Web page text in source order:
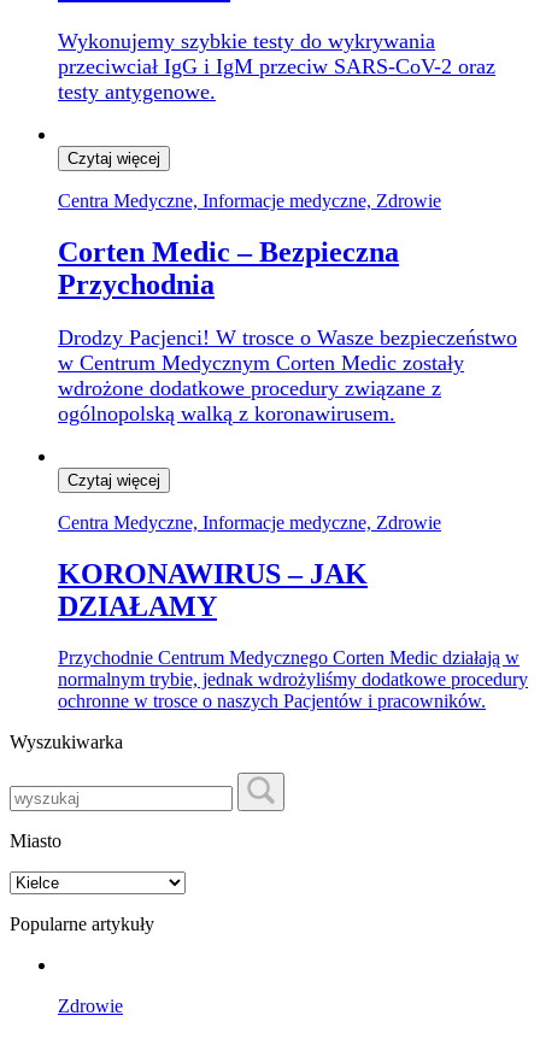
Wykonujemy szybkie testy do wykrywania
przeciwciał IgG i IgM przeciw SARS-CoV-2 oraz
testy antygenowe.
Czytaj więcej
Centra Medyczne, Informacje medyczne, Zdrowie
Corten Medic – Bezpieczna
Przychodnia
Drodzy Pacjenci! W trosce o Wasze bezpieczeństwo
w Centrum Medycznym Corten Medic zostały
wdrożone dodatkowe procedury związane z
ogólnopolską walką z koronawirusem.
Czytaj więcej
Centra Medyczne, Informacje medyczne, Zdrowie
KORONAWIRUS – JAK
DZIAŁAMY
Przychodnie Centrum Medycznego Corten Medic działają w
normalnym trybie, jednak wdrożyliśmy dodatkowe procedury
ochronne w trosce o naszych Pacjentów i pracowników.
Wyszukiwarka
Miasto
Popularne artykuły
Zdrowie